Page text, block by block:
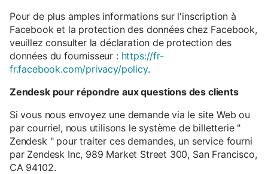
Pour de plus amples informations sur l'inscription à
Facebook et la protection des données chez Facebook,
veuillez consulter la déclaration de protection des
données du fournisseur : https://fr-
fr.facebook.com/privacy/policy.
Zendesk pour répondre aux questions des clients
Si vous nous envoyez une demande via le site Web ou
par courriel, nous utilisons le système de billetterie "
Zendesk " pour traiter ces demandes, un service fourni
par Zendesk Inc, 989 Market Street 300, San Francisco,
CA 94102.